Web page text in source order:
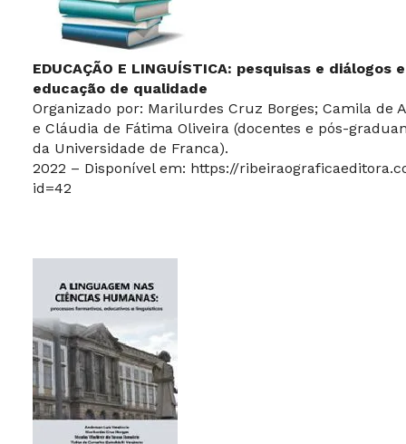
EDUCAÇÃO E LINGUÍSTICA: pesquisas e diálogos
educação de qualidade
Organizado por: Marilurdes Cruz Borges; Camila de
e Cláudia de Fátima Oliveira (docentes e pós-
da Universidade de Franca).
2022 – Disponível em: https://
id=42